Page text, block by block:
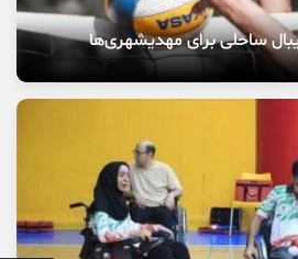
ساحلی برای مهدیشهری‌ها